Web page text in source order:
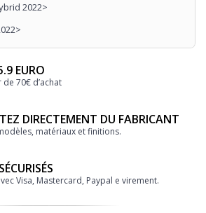
2022>
EURO
70€ d’achat
DIRECTEMENT DU FABRICANT
matériaux et finitions.
Visa, Mastercard, Paypal e virement.